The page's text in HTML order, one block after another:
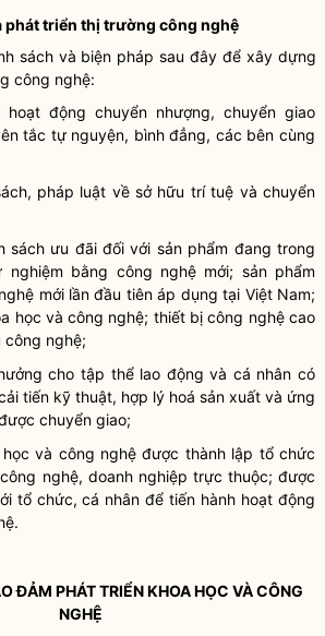
phát triển thị trường công nghệ
sách và biện pháp sau đây để xây dựng
công nghệ:
hoạt động chuyển nhượng, chuyển giao
tắc tự nguyện, bình đẳng, các bên cùng
pháp luật về sở hữu trí tuệ và chuyển
sách ưu đãi đối với sản phẩm đang trong
nghiệm bằng công nghệmới; sản phẩm
mới lần đầu tiên áp dụng tại Việt Nam;
học vàcông nghệ; thiết bịcông nghệcao
công nghệ;
cho tập thể lao động và cá nhân có
tiến kỹ thuật, hợp lý hoá sản xuất và ứng
chuyển giao;
và công nghệ được thành lập tổ chức
nghệ, doanh nghiệp trực thuộc; được
tổ chức, cá nhân để tiến hành hoạt động
ĐẢM PHÁT TRIỂNKHOA HỌC VÀCÔNG
NGHỆ